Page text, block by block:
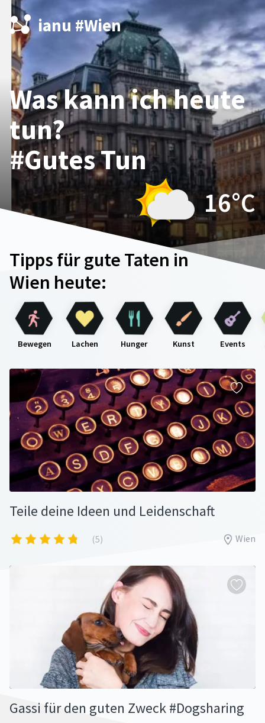
ianu #Wien
Was kann ich heute
tun?
#Gutes Tun
16°C
Tipps für gute Taten in
Wien heute:
Bewegen Lachen Hunger Kunst Events
Teile deine Ideen und Leidenschaft
(5) Wien
Gassi für den guten Zweck #Dogsharing